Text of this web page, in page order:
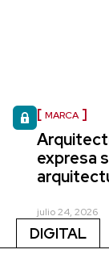
MARCA
expresa
julio 24, 2026
DIGITAL